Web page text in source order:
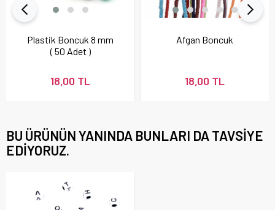
Plastik Boncuk 8 mm
( 50 Adet )
18,00 TL
Afgan Boncuk
18,00 TL
BU ÜRÜNÜN YANINDA BUNLARI DA TAVSIYE
EDIYORUZ.